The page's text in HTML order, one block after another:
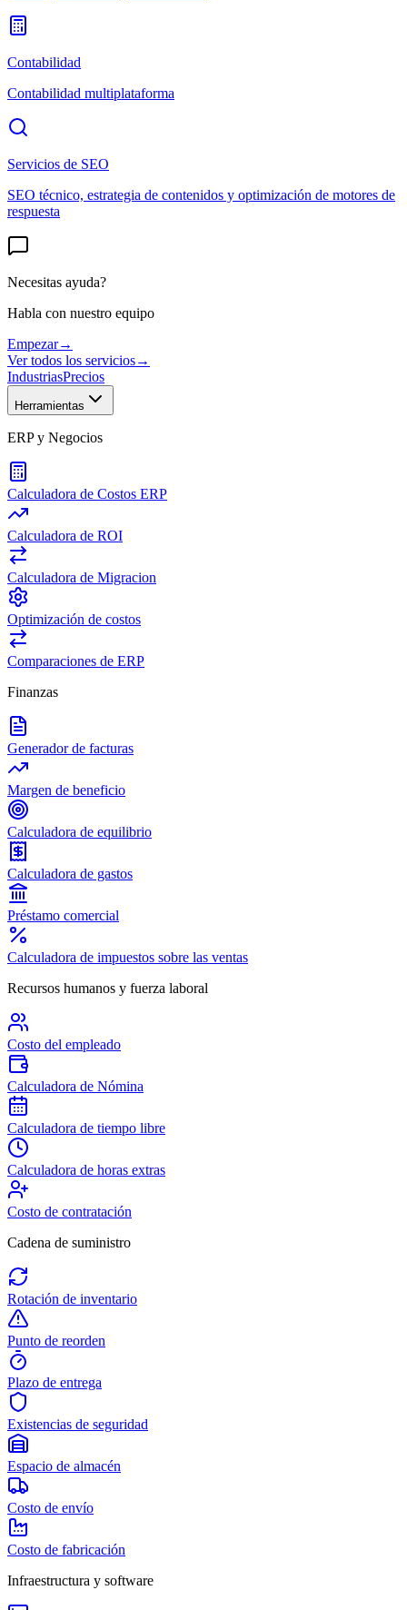
Contabilidad
Contabilidad multiplataforma
Servicios de SEO
SEO técnico, estrategia de contenidos y optimización de motores de
respuesta
Necesitas ayuda?
Habla con nuestro equipo
Empezar→
Ver todos los servicios→
IndustriasPrecios
Herramientas
ERP y Negocios
Calculadora de Costos ERP
Calculadora de ROI
Calculadora de Migracion
Optimización de costos
Comparaciones de ERP
Finanzas
Generador de facturas
Margen de beneficio
Calculadora de equilibrio
Calculadora de gastos
Préstamo comercial
Calculadora de impuestos sobre las ventas
Recursos humanos y fuerza laboral
Costo del empleado
Calculadora de Nómina
Calculadora de tiempo libre
Calculadora de horas extras
Costo de contratación
Cadena de suministro
Rotación de inventario
Punto de reorden
Plazo de entrega
Existencias de seguridad
Espacio de almacén
Costo de envío
Costo de fabricación
Infraestructura y software